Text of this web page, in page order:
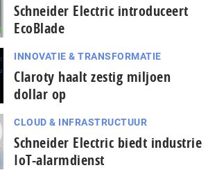
Schneider Electric introduceert
EcoBlade
INNOVATIE & TRANSFORMATIE
Claroty haalt zestig miljoen
dollar op
CLOUD & INFRASTRUCTUUR
Schneider Electric biedt industrie
IoT-alarmdienst